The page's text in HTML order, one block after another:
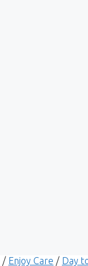
/ Enjoy Care / Day